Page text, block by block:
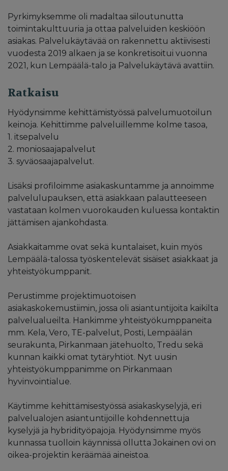
Pyrkimyksemme oli madaltaa siiloutunutta
toimintakulttuuria ja ottaa palveluiden keskiöön
asiakas. Palvelukäytävää on rakennettu aktiivisesti
vuodesta 2019 alkaen ja se konkretisoitui vuonna
2021, kun Lempäälä-talo ja Palvelukäytävä avattiin.
Ratkaisu
Hyödynsimme kehittämistyössä palvelumuotoilun
keinoja. Kehittimme palveluillemme kolme tasoa,
1. itsepalvelu
2. moniosaajapalvelut
3. syväosaajapalvelut.
Lisäksi profiloimme asiakaskuntamme ja annoimme
palvelulupauksen, että asiakkaan palautteeseen
vastataan kolmen vuorokauden kuluessa kontaktin
jättämisen ajankohdasta.
Asiakkaitamme ovat sekä kuntalaiset, kuin myös
Lempäälä-talossa työskentelevät sisäiset asiakkaat ja
yhteistyökumppanit.
Perustimme projektimuotoisen
asiakaskokemustiimin, jossa oli asiantuntijoita kaikilta
palvelualueilta. Hankimme yhteistyökumppaneita
mm. Kela, Vero, TE-palvelut, Posti, Lempäälän
seurakunta, Pirkanmaan jätehuolto, Tredu sekä
kunnan kaikki omat tytäryhtiöt. Nyt uusin
yhteistyökumppanimme on Pirkanmaan
hyvinvointialue.
Käytimme kehittämisestyössä asiakaskyselyjä, eri
palvelualojen asiantuntijoille kohdennettuja
kyselyjä ja hybridityöpajoja. Hyödynsimme myös
kunnassa tuolloin käynnissä ollutta Jokainen ovi on
oikea-projektin keräämää aineistoa.